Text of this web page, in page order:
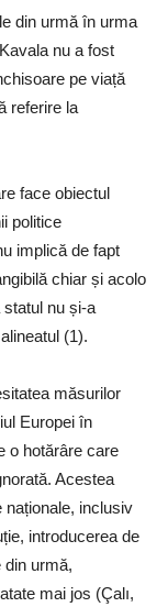
din urmă în urma
nu a fost
pe viață
referire la
face obiectul
politice
implică de fapt
chiar și acolo
nu și-a
(1).
măsurilor
Europei în
o hotărâre care
Acestea
naționale, inclusiv
introducerea de
din urmă,
mai jos (Çalı,